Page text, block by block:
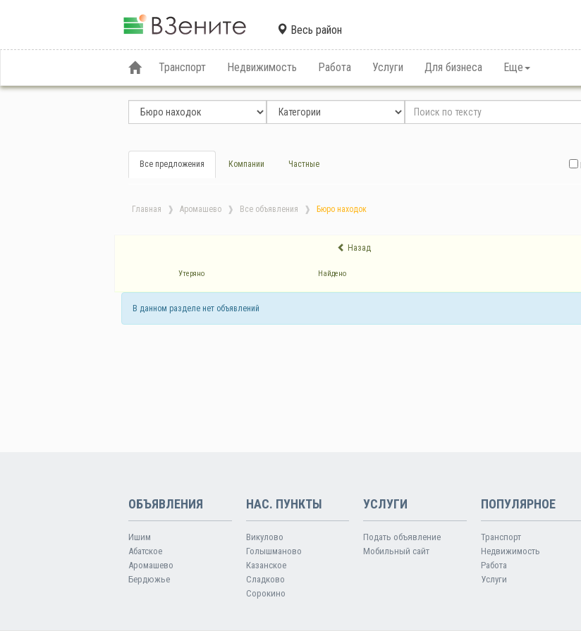
Весь район
Транспорт Недвижимость Работа Услуги Для бизнеса Еще
Все предложения Компании Частные
Главная Аромашево Все объявления Бюро находок
Назад
Утеряно Найдено
В данном разделе нет объявлений
ОБЪЯВЛЕНИЯ
Ишим
Абатское
Аромашево
Бердюжье
НАС. ПУНКТЫ
Викулово
Голышманово
Казанское
Сладково
Сорокино
УСЛУГИ
Подать объявление
Мобильный сайт
ПОПУЛЯРНОЕ
Транспорт
Недвижимость
Работа
Услуги